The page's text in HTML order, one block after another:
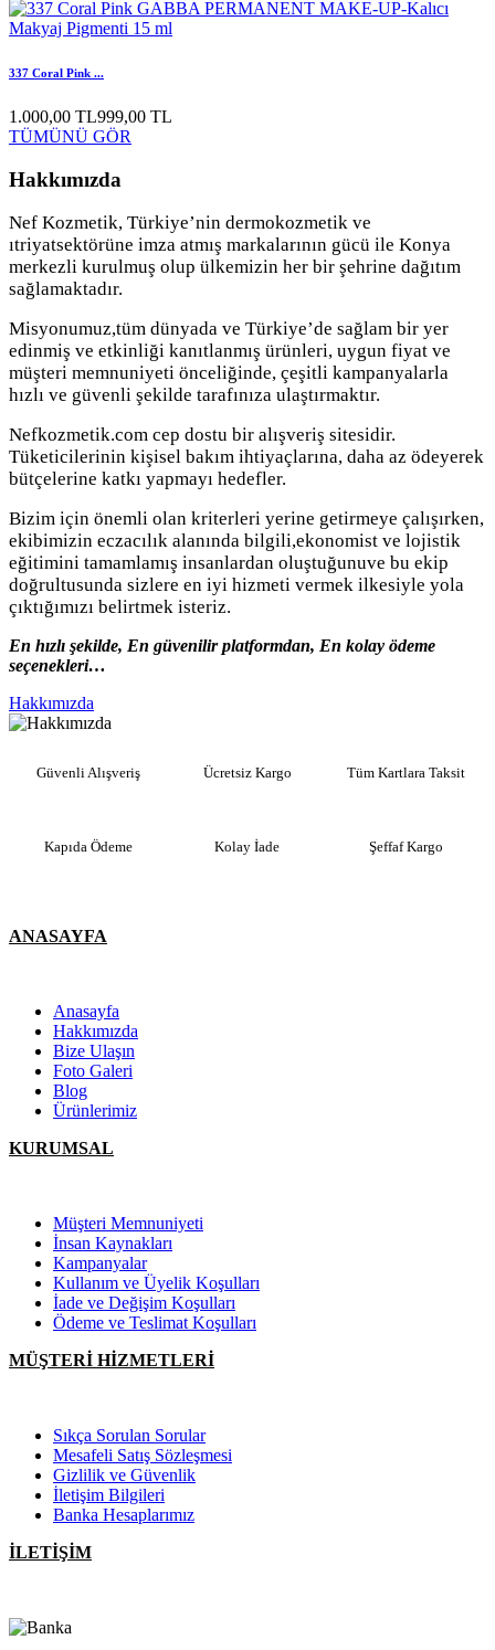
337 Coral Pink ...
1.000,00 TL999,00 TL
TÜMÜNÜ GÖR
Hakkımızda
Nef Kozmetik, Türkiye’nin dermokozmetik ve
ıtriyatsektörüne imza atmış markalarının gücü ile Konya
merkezli kurulmuş olup ülkemizin her bir şehrine dağıtım
sağlamaktadır.
Misyonumuz,tüm dünyada ve Türkiye’de sağlam bir yer
edinmiş ve etkinliği kanıtlanmış ürünleri, uygun fiyat ve
müşteri memnuniyeti önceliğinde, çeşitli kampanyalarla
hızlı ve güvenli şekilde tarafınıza ulaştırmaktır.
Nefkozmetik.com cep dostu bir alışveriş sitesidir.
Tüketicilerinin kişisel bakım ihtiyaçlarına, daha az ödeyerek
bütçelerine katkı yapmayı hedefler.
Bizim için önemli olan kriterleri yerine getirmeye çalışırken,
ekibimizin eczacılık alanında bilgili,ekonomist ve lojistik
eğitimini tamamlamış insanlardan oluştuğunuve bu ekip
doğrultusunda sizlere en iyi hizmeti vermek ilkesiyle yola
çıktığımızı belirtmek isteriz.
En hızlı şekilde, En güvenilir platformdan, En kolay ödeme
seçenekleri…
Hakkımızda
Güvenli Alışveriş Ücretsiz Kargo Tüm Kartlara Taksit
Kapıda Ödeme Kolay İade Şeffaf Kargo
ANASAYFA
Anasayfa
Hakkımızda
Bize Ulaşın
Foto Galeri
Blog
Ürünlerimiz
KURUMSAL
Müşteri Memnuniyeti
İnsan Kaynakları
Kampanyalar
Kullanım ve Üyelik Koşulları
İade ve Değişim Koşulları
Ödeme ve Teslimat Koşulları
MÜŞTERİ HİZMETLERİ
Sıkça Sorulan Sorular
Mesafeli Satış Sözleşmesi
Gizlilik ve Güvenlik
İletişim Bilgileri
Banka Hesaplarımız
İLETİŞİM